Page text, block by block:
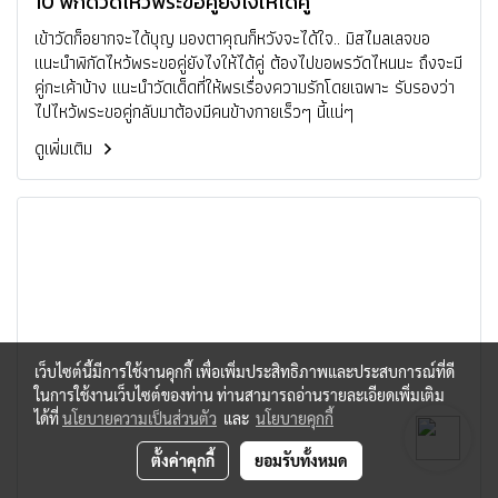
เข้าวัดก็อยากจะได้บุญ มองตาคุณก็หวังจะได้ใจ.. มิสไมลเลจขอ
แนะนำพิกัดไหว้พระขอคู่ยังไงให้ได้คู่ ต้องไปขอพรวัดไหนนะ ถึงจะมี
คู่กะเค้าบ้าง แนะนำวัดเด็ดที่ให้พรเรื่องความรักโดยเฉพาะ รับรองว่า
ไปไหว้พระขอคู่กลับมาต้องมีคนข้างกายเร็วๆ นี้แน่ๆ
ดูเพิ่มเติม
เว็บไซต์นี้มีการใช้งานคุกกี้ เพื่อเพิ่มประสิทธิภาพและประสบการณ์ที่ดี
ในการใช้งานเว็บไซต์ของท่าน ท่านสามารถอ่านรายละเอียดเพิ่มเติม
ได้ที่นโยบายความเป็นส่วนตัว และ นโยบายคุกกี้
ตั้งค่าคุกกี้ ยอมรับทั้งหมด